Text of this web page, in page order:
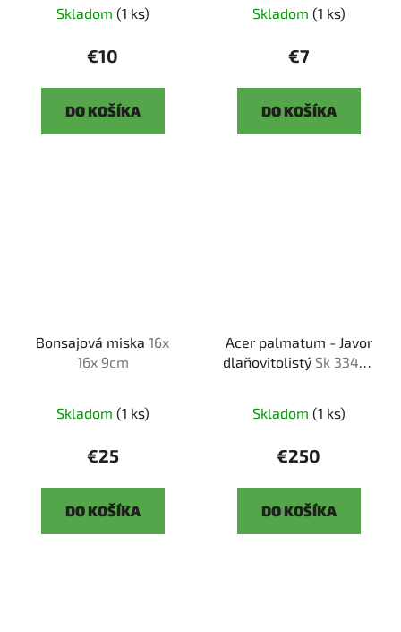
Skladom (1 ks)
€10
DO KOŠÍKA
Skladom (1 ks)
€7
DO KOŠÍKA
Bonsajová miska 16x
16x 9cm
Skladom (1 ks)
€25
DO KOŠÍKA
Acer palmatum - Javor
dlaňovitolistý Sk 3344-
Skladom (1 ks)
€250
DO KOŠÍKA